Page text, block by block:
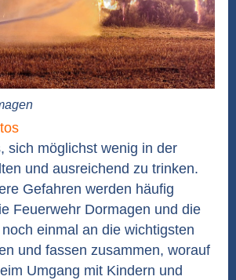
sich möglichst wenig in der
und ausreichend zu trinken.
Gefahren werden häufig
Feuerwehr Dormagen und die
einmal an die wichtigsten
und fassen zusammen, worauf
Umgang mit Kindern und